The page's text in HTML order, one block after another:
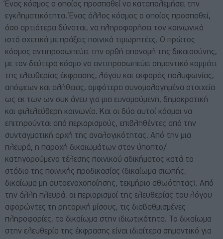
Ένας κόσμος ο οποίος προσπαθεί να καταπολεμήσει την
εγκληματικότητα. Ένας άλλος κόσμος ο οποίος προσπαθεί,
όσο αρτιότερα δύναται, να πληροφορήσει τον κοινωνικό
ιστό σχετικά με πράξεις ποινικά τιμωρητέες. Ο πρώτος
κόσμος αντιπροσωπεύει την ορθή απονομή της δικαιοσύνης,
με τον δεύτερο κόσμο να αντιπροσωπεύει σημαντικό κομμάτι
της ελευθερίας έκφρασης, λόγου και εκφοράς πολυφωνίας,
απόψεων και αλήθειας, αμφότερα συνομολογημένα στοιχεία
ως εκ των ων ουκ άνευ για μια ευνομούμενη, δημοκρατική
και φιλελεύθερη κοινωνία. Και οι δύο αυτοί κόσμοι να
επιτηρούνται από περιορισμούς, επιβληθέντες από την
συνταγματική αρχή της αναλογικότητας. Από την μια
πλευρά, η παροχή δικαιωμάτων στον ύποπτο/
κατηγορούμενο τέλεσης ποινικού αδικήματος κατά το
στάδιο της ποινικής προδικασίας (δικαίωμα σιωπής,
δικαίωμα μη αυτοενοχοποίησης, τεκμήριο αθωότητας). Από
την άλλη πλευρά, οι περιορισμοί της ελευθερίας του λόγου
αφορώντες τη ρητορική μίσους, τις διαβαθμισμένες
πληροφορίες, το δικαίωμα στην ιδιωτικότητα. Το δικαίωμα
στην ελευθερία της έκφρασης είναι ιδιαίτερα σημαντικό για